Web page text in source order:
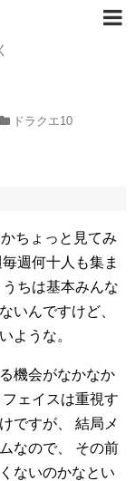
ドラクエ10
ちょっと見てみ
週何十人も集ま
うちは基本みんな
いんですけど、
ような。
機会がなかなか
ェイスは重視す
ですが、
結局メ
なので、
その前
ないのかなとい